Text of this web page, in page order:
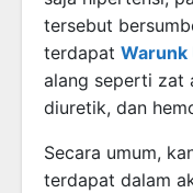
tersebut
terdapat Warunk
alang seperti zat
diuretik, dan
Secara umum,
terdapat dalam